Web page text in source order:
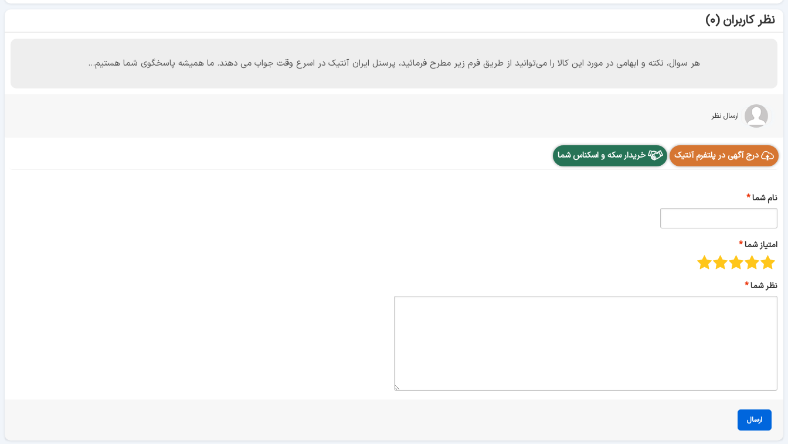
نظر کاربران (۰)
هر سوال، نکته و ابهامی در مورد این کالا را می‌توانید از طریق فرم زیر مطرح فرمائید، پرسنل ایران آنتیک در اسرع وقت جواب می دهند. ما همیشه پاسخگوی شما هستیم...
ارسال نظر
درج آگهی در پلتفرم آنتیک خریدار سکه و اسکناس شما
نام شما
امتیاز شما
نظر شما
ارسال